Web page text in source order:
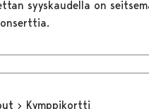
syyskaudella on
Kymppikortti